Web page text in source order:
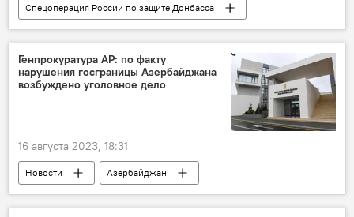
Спецоперация России по защите Донбасса
Россия
Украина
Спецоперация
Потери
Генпрокуратура АР: по факту
нарушения госграницы Азербайджана
возбуждено уголовное дело
16 августа 2023, 18:31
Новости
Азербайджан
Генпрокуратура АР